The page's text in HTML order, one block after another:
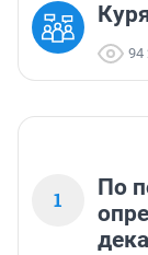
94
1
По